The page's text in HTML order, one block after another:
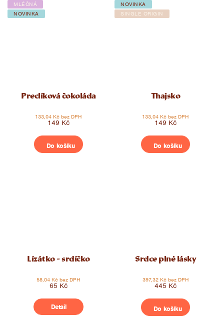
MLÉČNÁ
NOVINKA
Preclíková čokoláda
133,04 Kč bez DPH
149 Kč
Do košíku
NOVINKA
SINGLE ORIGIN
Thajsko
133,04 Kč bez DPH
149 Kč
Do košíku
Lízátko - srdíčko
58,04 Kč bez DPH
65 Kč
Detail
Srdce plné lásky
397,32 Kč bez DPH
445 Kč
Do košíku